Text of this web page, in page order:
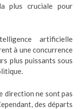
plus cruciale pour
artificielle
à une concurrence
plus puissants sous
direction ne sont pas
des départs